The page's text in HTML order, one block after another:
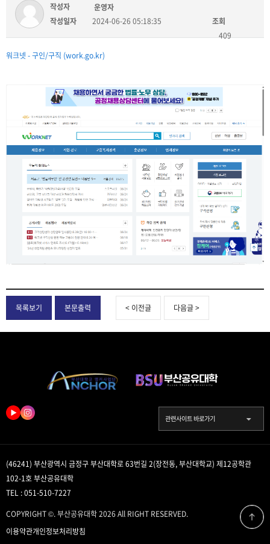
작성자
운영자
작성일자
2024-06-26 05:18:35
조회
409
워크넷 - 구인/구직 (work.go.kr)
목록보기 본문출력 < 이전글 다음글 >
관련사이트 바로가기
(46241) 부산광역시 금정구 부산대학로 63번길 2(장전동, 부산대학교) 제12공학관
102-1호 부산공유대학
TEL : 051-510-7227
COPYRIGHT ©. 부산공유대학 2026 All RIGHT RESERVED.
이용약관개인정보처리방침